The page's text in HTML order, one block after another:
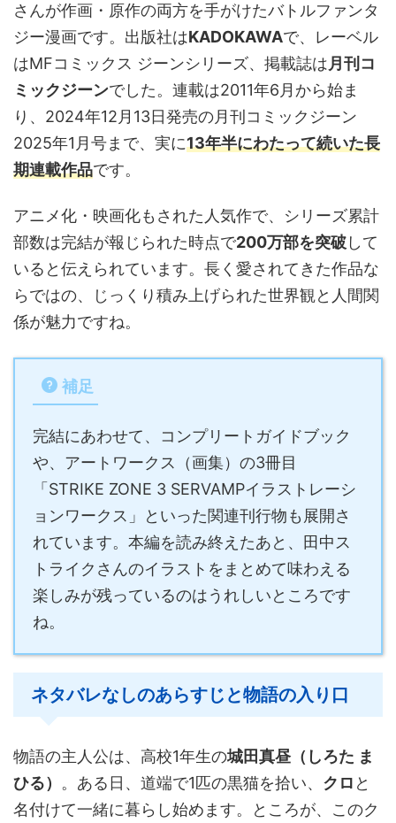
さんが作画・原作の両方を手がけたバトルファンタ
ジー漫画です。出版社はKADOKAWAで、レーベル
はMFコミックス ジーンシリーズ、掲載誌は月刊コ
ミックジーンでした。連載は2011年6月から始ま
り、2024年12月13日発売の月刊コミックジーン
2025年1月号まで、実に13年半にわたって続いた長
期連載作品です。
アニメ化・映画化もされた人気作で、シリーズ累計
部数は完結が報じられた時点で200万部を突破して
いると伝えられています。長く愛されてきた作品な
らではの、じっくり積み上げられた世界観と人間関
係が魅力ですね。
補足
完結にあわせて、コンプリートガイドブック
や、アートワークス（画集）の3冊目
「STRIKE ZONE 3 SERVAMPイラストレーシ
ョンワークス」といった関連刊行物も展開さ
れています。本編を読み終えたあと、田中ス
トライクさんのイラストをまとめて味わえる
楽しみが残っているのはうれしいところです
ね。
ネタバレなしのあらすじと物語の入り口
物語の主人公は、高校1年生の城田真昼（しろた ま
ひる） 。ある日、道端で1匹の黒猫を拾い、 クロ と
名付けて一緒に暮らし始めます。ところが、このク